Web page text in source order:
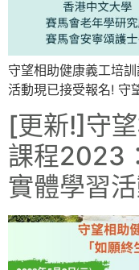
守望相助健康義工培
活動現已接受報名!
[更新!]守
課程2023
實體學習